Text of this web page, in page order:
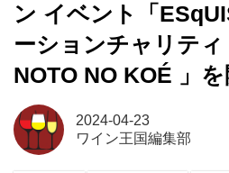
ン イベント「
ーションチャリティ
NOTO NO KOÉ 」
2024-04-23
ワイン王国編集部